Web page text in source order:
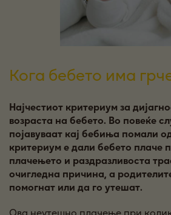
Кога бебето има
Најчестиот критериум за
возраста на бебето. Во повеќе
појавуваат кај бебиња помали
критериум е дали бебето плаче
плачењето и раздразливоста
очигледна причина, а
помогнат или да го утешат.